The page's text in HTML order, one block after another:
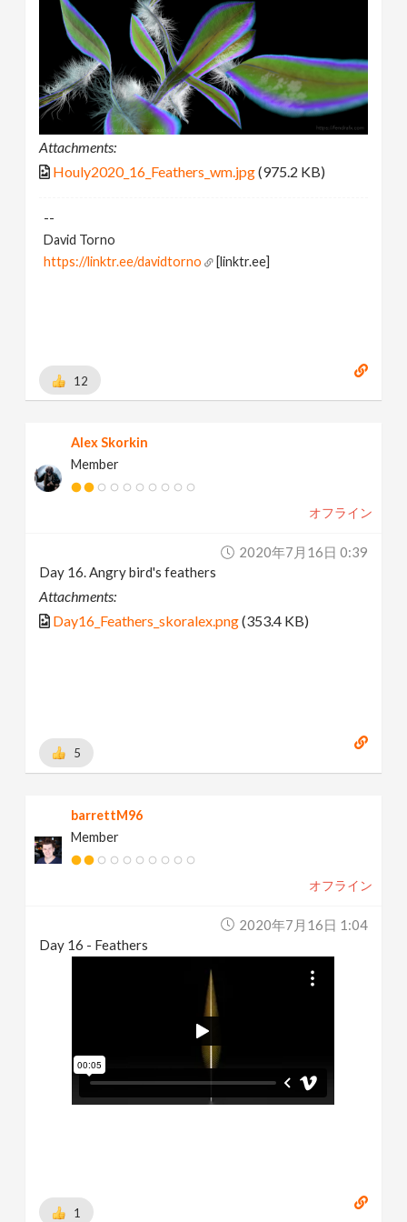
Attachments:
Houly2020_16_Feathers_wm.jpg(975.2 KB)
--
David Torno
https://linktr.ee/davidtorno
[linktr.ee]
12
Alex Skorkin
Member
オフライン
2020年7月16日 0:39
Day 16. Angry bird's feathers
Attachments:
Day16_Feathers_skoralex.png(353.4 KB)
5
barrettM96
Member
オフライン
2020年7月16日 1:04
Day 16 - Feathers
1